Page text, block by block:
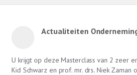
Actualiteiten
U krijgt op deze Masterclass van 2 zeer
Kid Schwarz en prof. mr. drs. Niek